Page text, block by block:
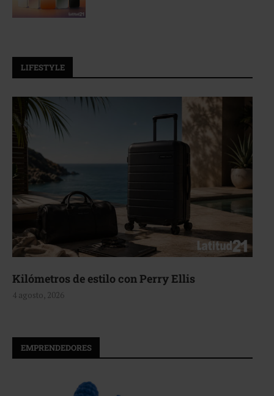
LIFESTYLE
Kilómetros de estilo con Perry Ellis
4 agosto, 2026
EMPRENDEDORES